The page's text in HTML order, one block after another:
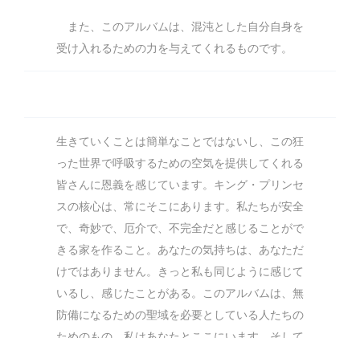
また、このアルバムは、混沌とした自分自身を
受け入れるための力を与えてくれるものです。
生きていくことは簡単なことではないし、この狂
った世界で呼吸するための空気を提供してくれる
皆さんに恩義を感じています。キング・プリンセ
スの核心は、常にそこにあります。私たちが安全
で、奇妙で、厄介で、不完全だと感じることがで
きる家を作ること。あなたの気持ちは、あなただ
けではありません。きっと私も同じように感じて
いるし、感じたことがある。このアルバムは、無
防備になるための聖域を必要としている人たちの